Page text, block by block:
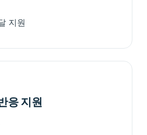
지원
응 지원